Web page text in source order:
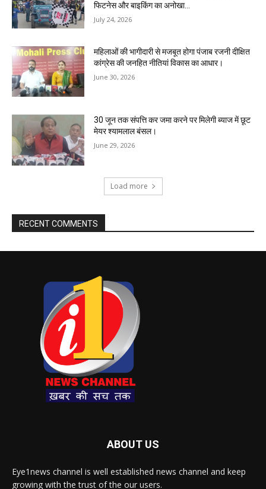
फिटनेस और बाइकिंग का अनोखा...
July 24, 2026
महिलाओं की भागीदारी से मजबूत होगा पंजाब रजनी दीक्षित
कांग्रेस की जनहित नीतियां विकास का आधार।
June 30, 2026
30 जून तक संपत्ति कर जमा करने पर मिलेगी ब्याज में छूट
मेयर श्यामलाल बंसल।
June 29, 2026
Load more
RECENT COMMENTS
ABOUT US
Eye1news channel is well established news channel and keep
growing with the trust of the our users.